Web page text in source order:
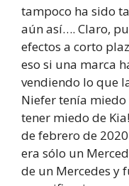
tampoco ha sido
aún así…. Claro,
efectos a corto
eso si una marca
vendiendo lo que
Niefer tenía miedo
tener miedo de
de febrero de
era sólo un
de un Mercedes y